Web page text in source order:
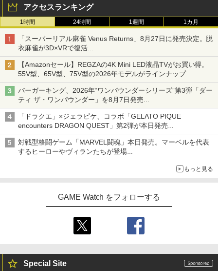
アクセスランキング
1時間 24時間 1週間 1カ月
「スーパーリアル麻雀 Venus Returns」8月27日に発売決定。脱
衣麻雀が3D×VRで復活
発売から2週間は20%オフになるセールが実施
【Amazonセール】REGZAの4K Mini LED液晶TVがお買い得。
55V型、65V型、75V型の2026年モデルがラインナップ
バーガーキング、2026年“ワンパウンダーシリーズ”第3弾「ダー
ティ ザ・ワンパウンダー」を8月7日発売
「特製ガーリックマヨソース」を使用した超大型チーズバーガー
「ドラクエ」×ジェラピケ、コラボ「GELATO PIQUE
encounters DRAGON QUEST」第2弾が本日発売
アイスカップに入ったスライムやわたぼう、ベビーサタンなどが
オリジナルアートで登場
対戦型格闘ゲーム「MARVEL闘魂」本日発売。マーベルを代表
するヒーローやヴィランたちが登場
もっと見る
GAME Watch をフォローする
Special Site